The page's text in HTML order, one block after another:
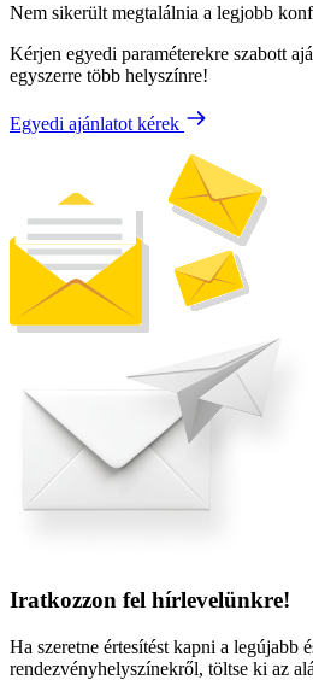
Nem sikerült megtalálnia a legjobb
Kérjen egyedi paraméterekre szabott
egyszerre több helyszínre!
Egyedi ajánlatot kérek
Iratkozzon fel hírlevelünkre!
Ha szeretne értesítést kapni a legújabb
rendezvényhelyszínekről, töltse ki az